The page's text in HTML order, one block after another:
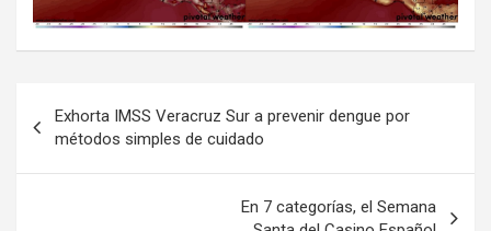
de
entradas
Exhorta IMSS Veracruz Sur a prevenir dengue por
métodos simples de cuidado
En 7 categorías, el Semana